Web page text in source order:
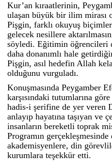
Kur’an kıraatlerinin,
ulaşan büyük bir ilim mirası
Pişgin, farklı okuyuş
gelecek nesillere
söyledi. Eğitimin öğrencileri
daha donanımlı hale
Pişgin, asıl hedefin Allah
olduğunu vurguladı.
Konuşmasında Peygamber
karşısındaki tutumlarına
hadis-i şerifine de yer veren
anlayıp hayatına taşıyan ve
insanların bereketli toprak
Programın gerçekleşmesinde
akademisyenlere, din
kurumlara teşekkür etti.